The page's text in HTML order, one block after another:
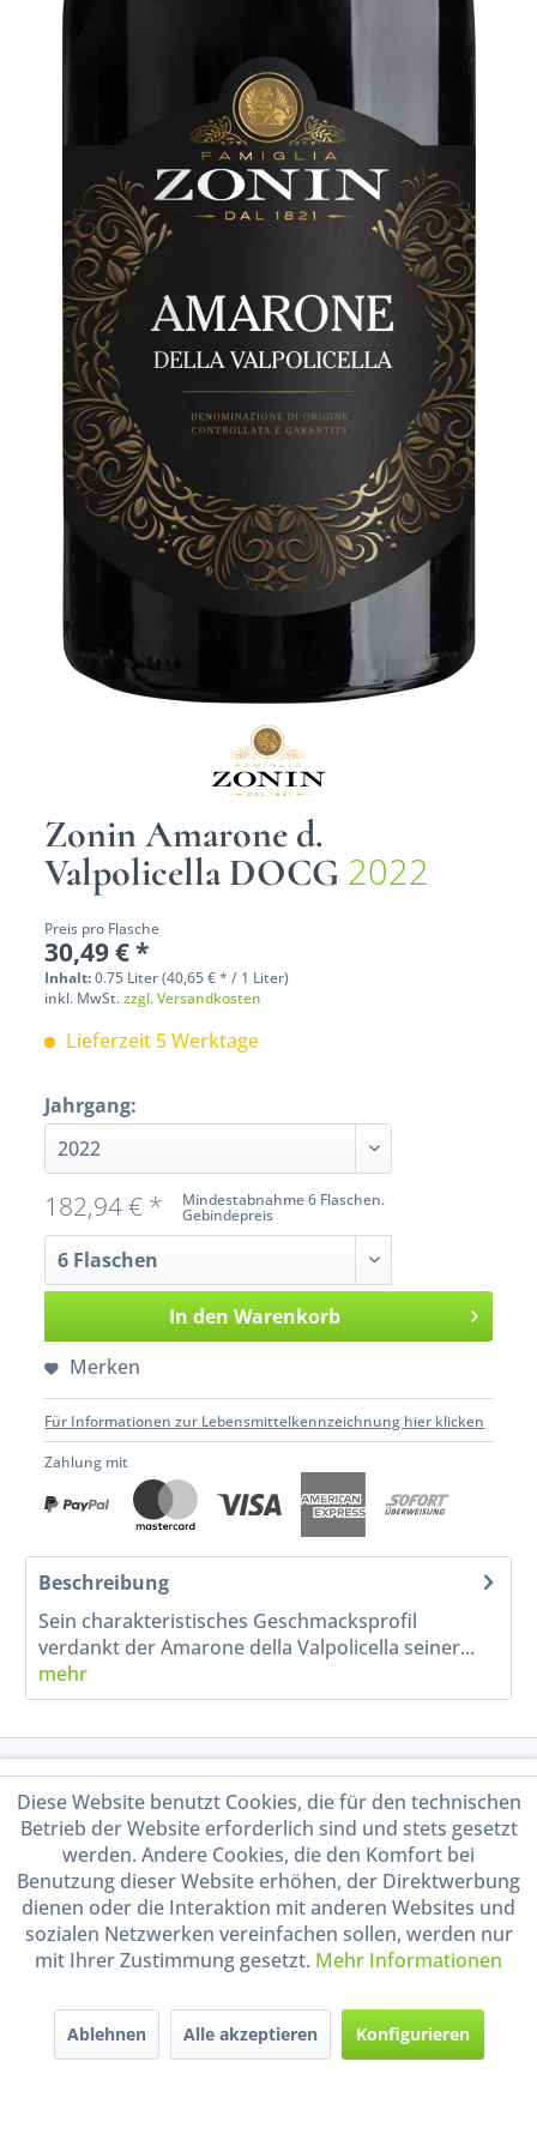
Zonin Amarone d.
Valpolicella DOCG 2022
Preis pro Flasche
30,49 € *
Inhalt:0.75 Liter (40,65 € * / 1 Liter)
inkl. MwSt.zzgl. Versandkosten
Lieferzeit 5 Werktage
Jahrgang:
Mindestabnahme 6 Flaschen.
Gebindepreis
182,94 € *
In den Warenkorb
Merken
Für Informationen zur Lebensmittelkennzeichnung hier klicken
Zahlung mit
Beschreibung
Sein charakteristisches Geschmacksprofil
verdankt der Amarone della Valpolicella seiner...
mehr
Shop Service
Informationen
Handel mit BIO-Weinen
durch DE-ÖKO-009
Diese Website benutzt Cookies, die für den technischen
Betrieb der Website erforderlich sind und stets gesetzt
werden. Andere Cookies, die den Komfort bei
Benutzung dieser Website erhöhen, der Direktwerbung
dienen oder die Interaktion mit anderen Websites und
sozialen Netzwerken vereinfachen sollen, werden nur
mit Ihrer Zustimmung gesetzt. Mehr Informationen
Ablehnen Alle akzeptieren Konfigurieren